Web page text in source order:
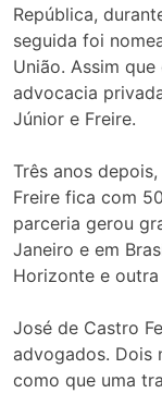
República,
seguida foi
União. Assim
advocacia
Júnior e Freire.
Três anos
Freire fica com
parceria gerou
Janeiro e em
Horizonte e outra
José de Castro
advogados. Dois
como que uma